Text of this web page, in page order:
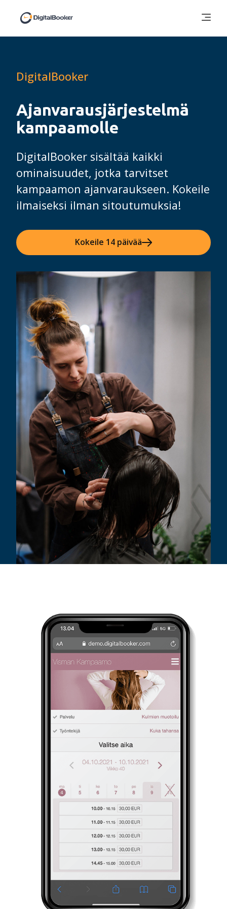
DigitalBooker
Ajanvaraus­järjestelmä
kampaamolle
DigitalBooker sisältää kaikki
ominaisuudet, jotka tarvitset
kampaamon ajanvaraukseen. Kokeile
ilmaiseksi ilman sitoutumuksia!
Kokeile 14 päivää